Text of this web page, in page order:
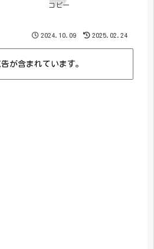
コピー
2024.10.09 2025.02.24
が含まれています。